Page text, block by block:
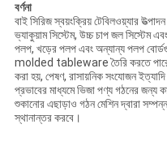
বর্ণনা
বাই সিরিজ স্বয়ংক্রিয় টেবিলওয়্যার
ভ্যাকুয়াম সিস্টেম, উচ্চ চাপ জল সিস্টেম
পলপ, খড়ের পলপ এবং অন্যান্য পলপ
molded tableware তৈরি করতে
করা হয়, পেষণ, রাসায়নিক সংযোজন
প্রভাবের মাধ্যমে ভিজা পণ্য গঠনের জন্য
শুকানোর এছাড়াও গঠন মেশিন দ্বারা
স্থানান্তর করবে।